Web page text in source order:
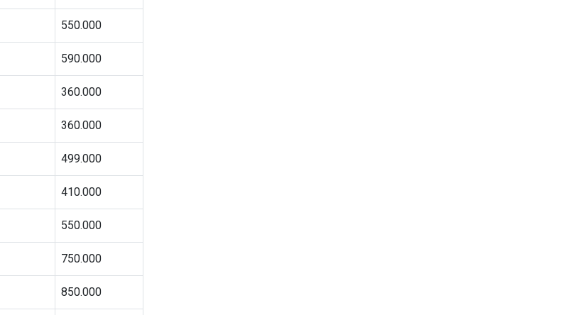
550.000
590.000
360.000
360.000
499.000
410.000
550.000
750.000
850.000